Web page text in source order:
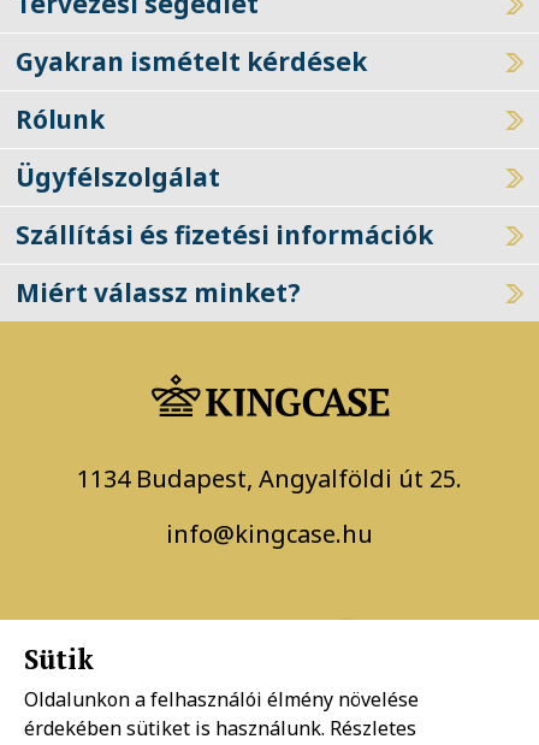
Gyakran ismételt kérdések
Rólunk
Ügyfélszolgálat
Szállítási és fizetési információk
Miért válassz minket?
1134 Budapest, Angyalföldi út 25.
info@kingcase.hu
Adatkezelési szabályzat
Sütik
Oldalunkon a felhasználói élmény növelése
érdekében sütiket is használunk. Részletes